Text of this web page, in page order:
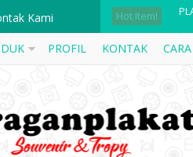
Kami Hot Item!
PROFIL KONTAK